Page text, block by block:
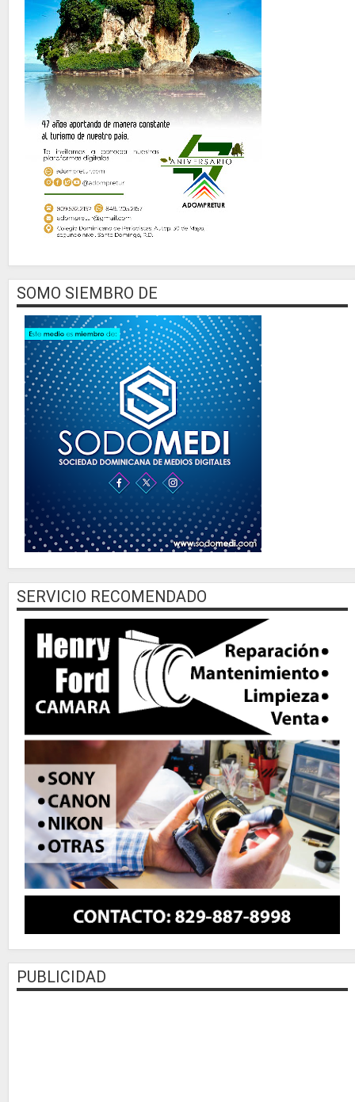
SOMO SIEMBRO DE
SERVICIO RECOMENDADO
PUBLICIDAD